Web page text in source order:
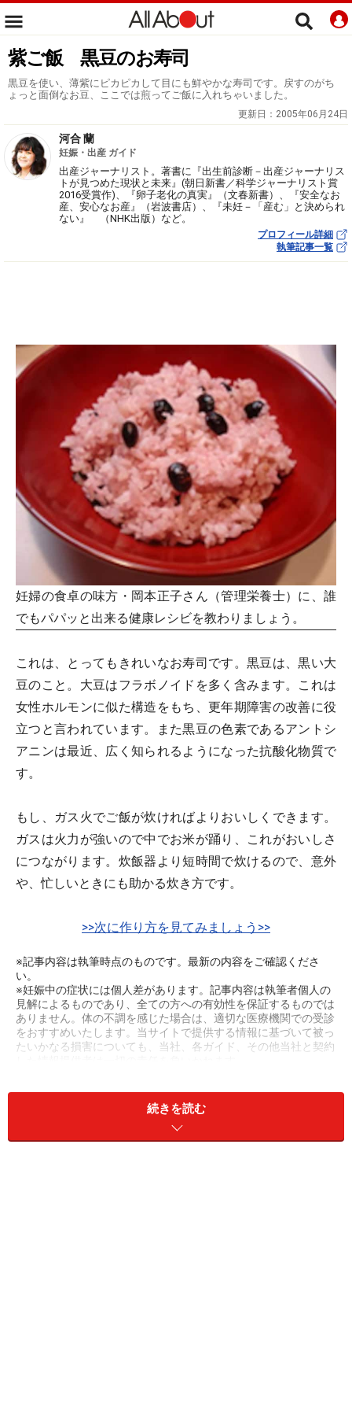
紫ご飯 黒豆のお寿司
黒豆を使い、薄紫にピカピカして目にも鮮やかな寿司です。戻すのがち
ょっと面倒なお豆、ここでは煎ってご飯に入れちゃいました。
更新日： 2005年06月24日
河合 蘭
妊娠・出産 ガイド
出産ジャーナリスト。著書に『出生前診断－出産ジャーナリス
トが見つめた現状と未来』(朝日新書／科学ジャーナリスト賞
2016受賞作)、『卵子老化の真実』（文春新書）、『安全なお
産、安心なお産』（岩波書店）、『未妊－「産む」と決められ
ない』 （NHK出版）など。
プロフィール詳細
執筆記事一覧
妊婦の食卓の味方・岡本正子さん（管理栄養士）に、誰
でもパパッと出来る健康レシビを教わりましょう。
これは、とってもきれいなお寿司です。黒豆は、黒い大
豆のこと。大豆はフラボノイドを多く含みます。これは
女性ホルモンに似た構造をもち、更年期障害の改善に役
立つと言われています。また黒豆の色素であるアントシ
アニンは最近、広く知られるようになった抗酸化物質で
す。
もし、ガス火でご飯が炊ければよりおいしくできます。
ガスは火力が強いので中でお米が踊り、これがおいしさ
につながります。炊飯器より短時間で炊けるので、意外
や、忙しいときにも助かる炊き方です。
>>次に作り方を見てみましょう>>
※記事内容は執筆時点のものです。最新の内容をご確認くださ
い。
※妊娠中の症状には個人差があります。記事内容は執筆者個人の
見解によるものであり、全ての方への有効性を保証するものでは
ありません。体の不調を感じた場合は、適切な医療機関での受診
をおすすめいたします。当サイトで提供する情報に基づいて被っ
たいかなる損害についても、当社、各ガイド、その他当社と契約
1/2
続きを読む